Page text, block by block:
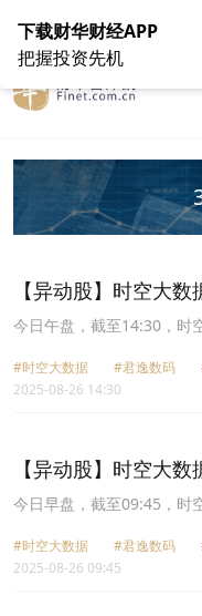
在线客服 关于我们
【异动股】时空大
(301172.CN)涨
今日午盘，截至14:30，时
润科技(430564.CN)涨
14.48%报43.8元，中电鑫
#时空大数据 #君逸数码
2025-08-26 14:30
【异动股】时空大
(301172.CN)涨
今日早盘，截至09:45，时
天宏图(688066.CN)涨
10.05%报11.94元，中国卫
#时空大数据 #君逸数码
2025-08-26 09:45
下载财华财经APP
把握投资先机